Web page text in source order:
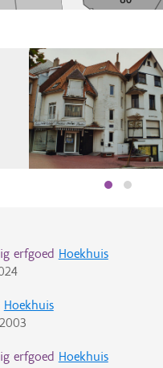
erfgoed Hoekhuis
Hoekhuis
erfgoed Hoekhuis